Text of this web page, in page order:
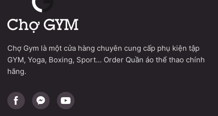
Chợ Gym là một cửa hàng chuyên cung cấp phụ kiện tập
GYM, Yoga, Boxing, Sport... Order Quần áo thể thao chính
hãng.